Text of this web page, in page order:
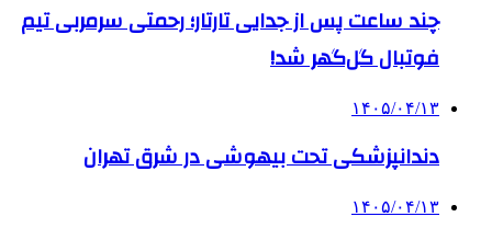
چند ساعت پس از جدایی تارتار؛ رحمتی سرمربی تیم
فوتبال گل‌گهر شد!
۱۴۰۵/۰۴/۱۳
دندانپزشکی تحت بیهوشی در شرق تهران
۱۴۰۵/۰۴/۱۳